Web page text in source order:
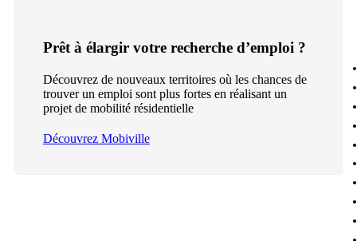
Prêt à élargir votre recherche d’emploi ?
Découvrez de nouveaux territoires où les chances de
trouver un emploi sont plus fortes en réalisant un
projet de mobilité résidentielle
Découvrez Mobiville